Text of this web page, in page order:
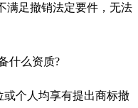
满足撤销法定要件，无法
什么资质?
个人均享有提出商标撤